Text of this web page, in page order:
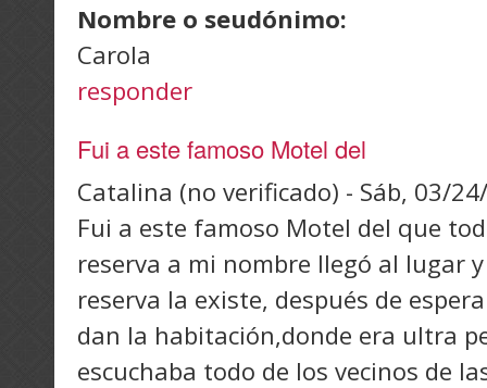
Nombre o seudónimo:
Carola
responder
Fui a este famoso Motel del
Catalina (no verificado) - Sáb, 03/
Fui a este famoso Motel del que
reserva a mi nombre llegó al lugar
reserva la existe, después de
dan la habitación,donde era ultra
escuchaba todo de los vecinos de